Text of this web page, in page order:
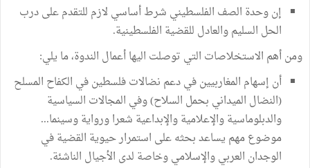
إن وحدة الصف الفلسطيني شرط أساسي لازم للتقدم على درب
الحل السليم والعادل للقضية الفلسطينية.
ومن أهم الاستخلاصات التي توصلت اليها أعمال الندوة، ما يلي:
أن إسهام المغاربيين في دعم نضالات فلسطين في الكفاح المسلح
(النضال الميداني بحمل السلاح) وفي المجالات السياسية
والدبلوماسية والإعلامية والإبداعية شعرا ورواية وسينما...
موضوع مهم يساعد بحثه على استمرار حيوية القضية في
الوجدان العربي والإسلامي وخاصة لدى الأجيال الناشئة.